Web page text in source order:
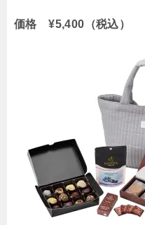
価格 ¥5,400（税込）